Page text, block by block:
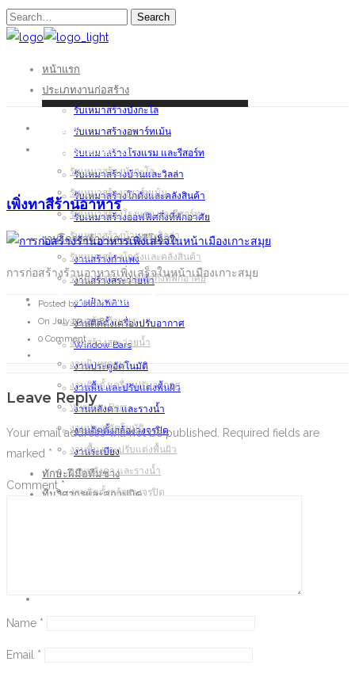
Search
หน้าแรก
ประเภทงานก่อสร้าง
รับเหมาสร้างบังกะโล
รับเหมาสร้างอพาร์ทเม้น
รับเหมาสร้างโรงแรม และรีสอร์ท
รับเหมาสร้างบ้านและวิลล่า
รับเหมาสร้างโกดังและคลังสินค้า
รับเหมาสร้างออฟฟิศกึ่งที่พักอาศัย
งานโครงสร้าง และงานรีโนเวท
งานสร้างกำแพง
งานสร้างสระว่ายน้ำ
งานฝ้าเพดาน
งานติดตั้งเครื่องปรับอากาศ
Window Bars
งานประตูอัตโนมัติ
งานพื้น และปรับแต่งพื้นผิว
งานหลังคา และรางน้ำ
งานติดตั้งกล้องวงจรปิด
งานระเบียง
ทักษะฝีมือทีมช่าง
ทีมวิศวกรและสถาปนิค
หน้าแรก
ประเภทงานก่อสร้าง
รับเหมาสร้างบังกะโล
รับเหมาสร้างอพาร์ทเม้น
รับเหมาสร้างโรงแรม และรีสอร์ท
รับเหมาสร้างบ้านและวิลล่า
รับเหมาสร้างโกดังและคลังสินค้า
รับเหมาสร้างออฟฟิศกึ่งที่พักอาศัย
งานโครงสร้าง และงานรีโนเวท
งานสร้างกำแพง
งานสร้างสระว่ายน้ำ
งานฝ้าเพดาน
งานติดตั้งเครื่องปรับอากาศ
Window Bars
งานประตูอัตโนมัติ
งานพื้น และปรับแต่งพื้นผิว
งานหลังคา และรางน้ำ
งานติดตั้งกล้องวงจรปิด
เพิ่งทาสีร้านอาหาร
การก่อสร้างร้านอาหารเพิ่งเสร็จในหน้าเมืองเกาะสมุย
Posted by Jaruk
On July 29, 2018
0 Comment
Leave Reply
Your email address will not be published.
Required fields are
marked *
Comment *
Name *
Email *